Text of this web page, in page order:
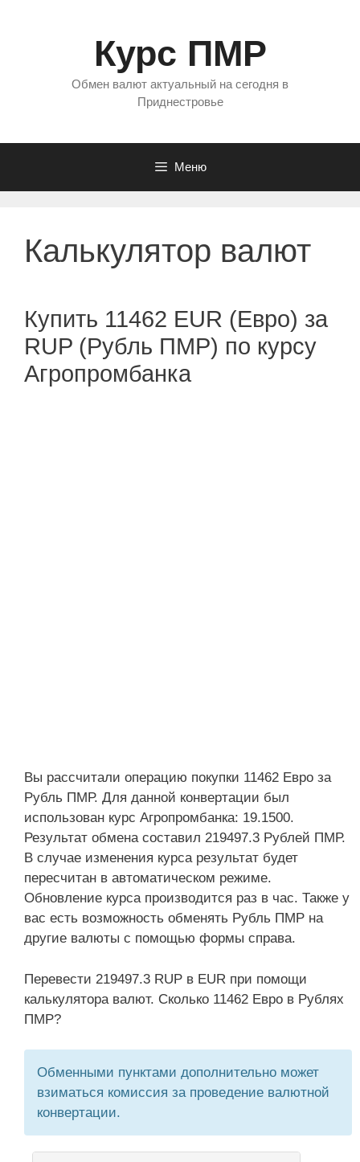
Курс ПМР
Обмен валют актуальный на сегодня в
Приднестровье
Меню
Калькулятор валют
Купить 11462 EUR (Евро) за
RUP (Рубль ПМР) по курсу
Агропромбанка
Вы рассчитали операцию покупки 11462 Евро за
Рубль ПМР. Для данной конвертации был
использован курс Агропромбанка: 19.1500.
Результат обмена составил 219497.3 Рублей ПМР.
В случае изменения курса результат будет
пересчитан в автоматическом режиме.
Обновление курса производится раз в час. Также у
вас есть возможность обменять Рубль ПМР на
другие валюты с помощью формы справа.
Перевести 219497.3 RUP в EUR при помощи
калькулятора валют. Сколько 11462 Евро в Рублях
ПМР?
Обменными пунктами дополнительно может
взиматься комиссия за проведение валютной
конвертации.